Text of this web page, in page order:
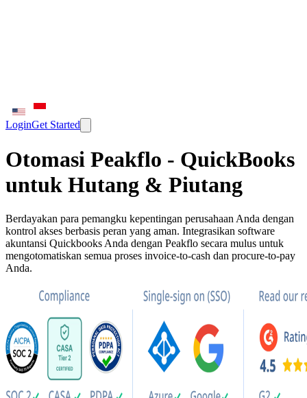
LoginGet Started
Otomasi Peakflo - QuickBooks
untuk Hutang & Piutang
Berdayakan para pemangku kepentingan perusahaan Anda dengan
kontrol akses berbasis peran yang aman. Integrasikan software
akuntansi Quickbooks Anda dengan Peakflo secara mulus untuk
mengotomatiskan semua proses invoice-to-cash dan procure-to-pay
Anda.